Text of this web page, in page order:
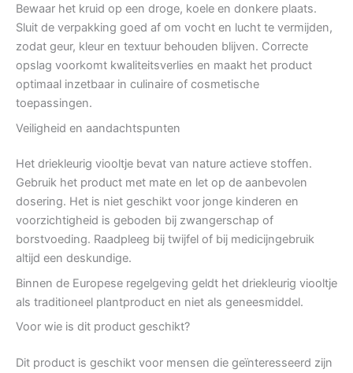
Bewaar het kruid op een droge, koele en donkere plaats.
Sluit de verpakking goed af om vocht en lucht te vermijden,
zodat geur, kleur en textuur behouden blijven. Correcte
opslag voorkomt kwaliteitsverlies en maakt het product
optimaal inzetbaar in culinaire of cosmetische
toepassingen.
Veiligheid en aandachtspunten
Het driekleurig viooltje bevat van nature actieve stoffen.
Gebruik het product met mate en let op de aanbevolen
dosering. Het is niet geschikt voor jonge kinderen en
voorzichtigheid is geboden bij zwangerschap of
borstvoeding. Raadpleeg bij twijfel of bij medicijngebruik
altijd een deskundige.
Binnen de Europese regelgeving geldt het driekleurig viooltje
als traditioneel plantproduct en niet als geneesmiddel.
Voor wie is dit product geschikt?
Dit product is geschikt voor mensen die geïnteresseerd zijn